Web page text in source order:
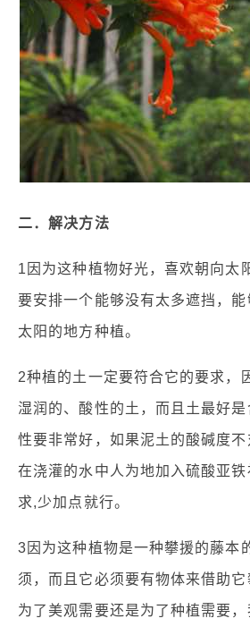
二．解决方法
1因为这种植物好光，喜欢朝向太
要安排一个能够没有太多遮挡，
太阳的地方种植。
2种植的土一定要符合它的要求，
湿润的、酸性的土，而且土最好
性要非常好，如果泥土的酸碱度
在浇灌的水中人为地加入硫酸亚
求,少加点就行。
3因为这种植物是一种攀援的藤本
须，而且它必须要有物体来借助
为了美观需要还是为了种植需要